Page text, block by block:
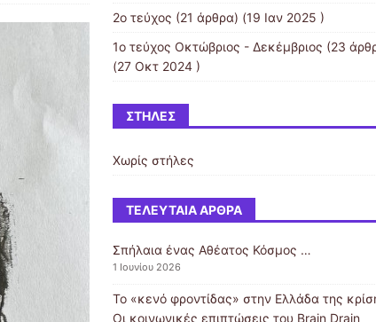
2ο τεύχος (21 άρθρα) (19 Ιαν 2025 )
1ο τεύχος Οκτώβριος - Δεκέμβριος (23
(27 Οκτ 2024 )
ΣΤΉΛΕΣ
Χωρίς στήλες
ΤΕΛΕΥΤΑΊΑ ΆΡΘΡΑ
Σπήλαια ένας Αθέατος Κόσμος …
1 Ιουνίου 2026
Το «κενό φροντίδας» στην Ελλάδα της
Οι κοινωνικές επιπτώσεις του Brain Drain